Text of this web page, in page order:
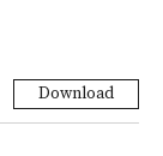
Download